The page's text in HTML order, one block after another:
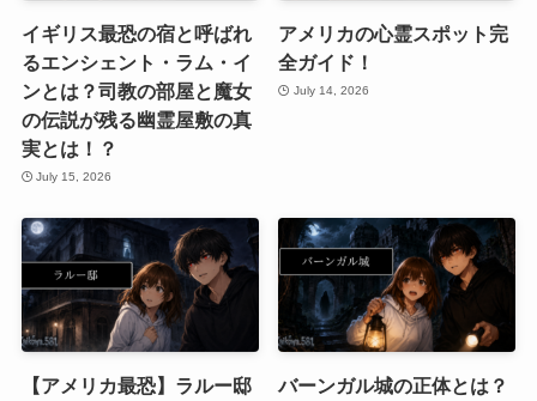
イギリス最恐の宿と呼ばれ
るエンシェント・ラム・イ
ンとは？司教の部屋と魔女
の伝説が残る幽霊屋敷の真
実とは！？
July 15, 2026
アメリカの心霊スポット完
全ガイド！
July 14, 2026
【アメリカ最恐】ラルー邸
バーンガル城の正体とは？